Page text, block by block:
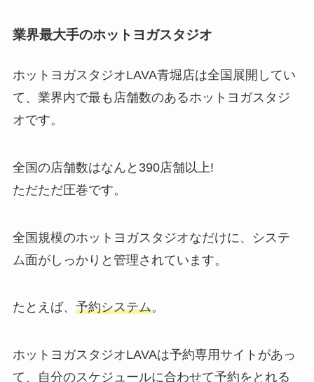
業界最大手のホットヨガスタジオ
ホットヨガスタジオLAVA青堀店は全国展開してい
て、業界内で最も店舗数のあるホットヨガスタジ
オです。
全国の店舗数はなんと 390店舗以上!
ただただ圧巻です。
全国規模のホットヨガスタジオなだけに、システ
ム面がしっかりと管理されています。
たとえば、 予約システム。
ホットヨガスタジオLAVAは予約専用サイトがあっ
て、自分のスケジュールに合わせて予約をとれる